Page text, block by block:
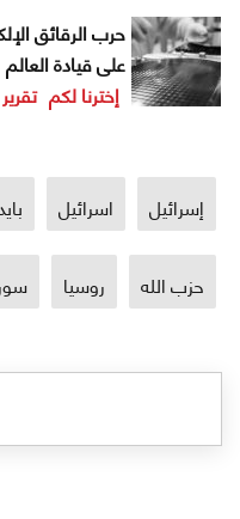
حرب الرقائق
على قيادة العالم
إخترنا لكم تقرير
إسرائيل اسرائيل
حزب الله روسيا